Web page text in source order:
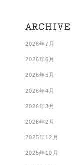
2026年7月
2026年6月
2026年5月
2026年4月
2026年3月
2026年2月
2025年12月
2025年10月